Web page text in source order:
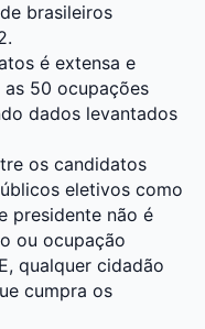
brasileiros
é extensa e
as 50 ocupações
dados levantados
os candidatos
eletivos como
presidente não é
ou ocupação
qualquer cidadão
cumpra os